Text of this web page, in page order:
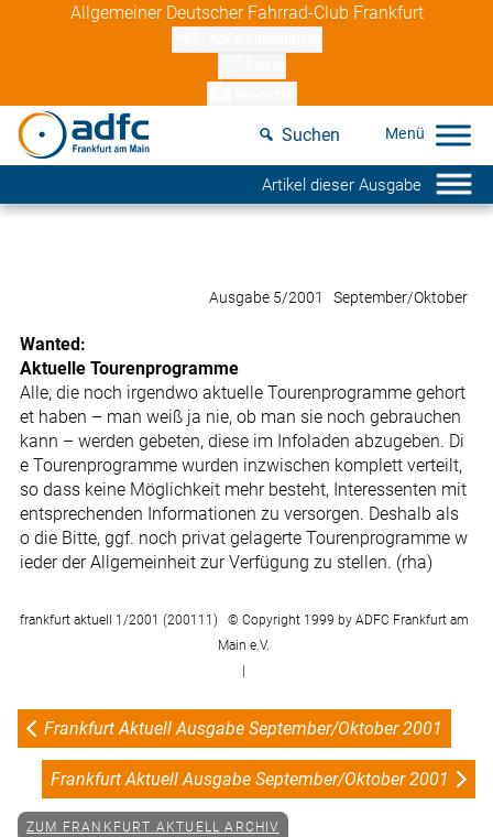
Allgemeiner Deutscher Fahrrad-Club Frankfurt
Suchen
Artikel dieser Ausgabe
Ausgabe 5/2001 September/Oktober
Wanted:
Aktuelle Tourenprogramme
Alle, die noch irgendwo aktuelle Tourenprogramme gehort
et haben – man weiß ja nie, ob man sie noch gebrauchen
kann – werden gebeten, diese im Infoladen abzugeben. Di
e Tourenprogramme wurden inzwischen komplett verteilt,
so dass keine Möglichkeit mehr besteht, Interessenten mit
entsprechenden Informationen zu versorgen. Deshalb als
o die Bitte, ggf. noch privat gelagerte Tourenprogramme w
ieder der Allgemeinheit zur Verfügung zu stellen. (rha)
frankfurt aktuell 1/2001 (200111) © Copyright 1999 by ADFC Frankfurt am
Main e.V.
Frankfurt Aktuell Ausgabe September/Oktober 2001
Frankfurt Aktuell Ausgabe September/Oktober 2001
ZUM FRANKFURT AKTUELL ARCHIV